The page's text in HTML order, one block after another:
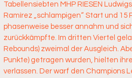
Tabellensiebten MHP RIESEN
Ramírez „schlampigen“ Start und
phasenweise besser annahm und
zurückkämpfte. Im dritten Viertel
Rebounds) zweimal der Ausgleich.
Punkte) getragen wurden, hielten
verlassen. Der warf den Champions